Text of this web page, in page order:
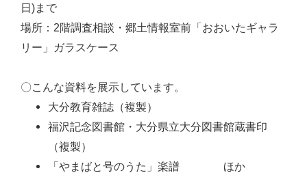
日)まで
場所：2階調査相談・郷土情報室前「おおいたギャラ
リー」ガラスケース
〇こんな資料を展示しています。
大分教育雑誌（複製）
福沢記念図書館・大分県立大分図書館蔵書印
（複製）
「やまばと号のうた」楽譜 ほか